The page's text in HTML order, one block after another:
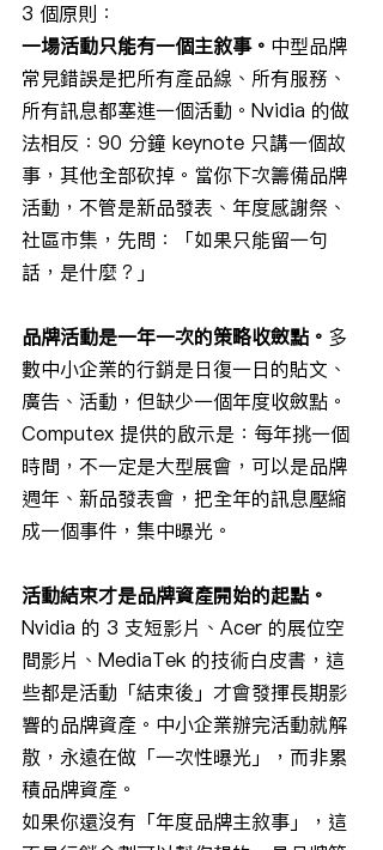
3 個原則：
一場活動只能有一個主敘事。 中型品牌
常見錯誤是把所有產品線、所有服務、
所有訊息都塞進一個活動。Nvidia 的做
法相反：90 分鐘 keynote 只講一個故
事，其他全部砍掉。當你下次籌備品牌
活動，不管是新品發表、年度感謝祭、
社區市集，先問：「如果只能留一句
話，是什麼？」
品牌活動是一年一次的策略收斂點。 多
數中小企業的行銷是日復一日的貼文、
廣告、活動，但缺少一個年度收斂點。
Computex 提供的啟示是：每年挑一個
時間，不一定是大型展會，可以是品牌
週年、新品發表會，把全年的訊息壓縮
成一個事件，集中曝光。
活動結束才是品牌資產開始的起點。
Nvidia 的 3 支短影片、Acer 的展位空
間影片、MediaTek 的技術白皮書，這
些都是活動「結束後」才會發揮長期影
響的品牌資產。中小企業辦完活動就解
散，永遠在做「一次性曝光」，而非累
積品牌資產。
如果你還沒有「年度品牌主敘事」，這